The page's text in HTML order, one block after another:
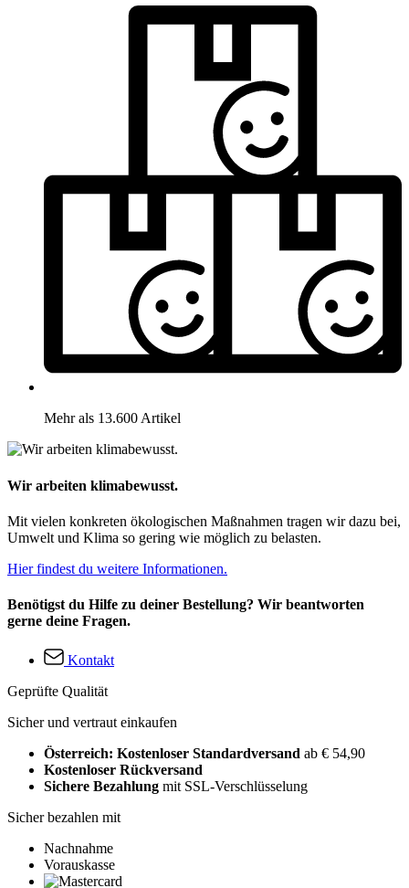
Mehr als 13.600 Artikel
Wir arbeiten klimabewusst.
Mit vielen konkreten ökologischen Maßnahmen tragen wir dazu bei,
Umwelt und Klima so gering wie möglich zu belasten.
Hier findest du weitere Informationen.
Benötigst du Hilfe zu deiner Bestellung? Wir beantworten
gerne deine Fragen.
Kontakt
Geprüfte Qualität
Sicher und vertraut einkaufen
Österreich: Kostenloser Standardversand ab € 54,90
Kostenloser Rückversand
Sichere Bezahlung mit SSL-Verschlüsselung
Sicher bezahlen mit
Nachnahme
Vorauskasse